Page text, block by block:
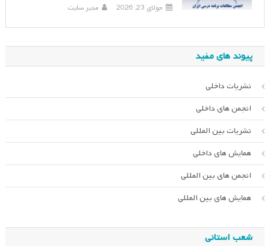
جولای 23, 2026 مدیر سایت
پیوند های مفید
نشریات داخلی
انجمن های داخلی
نشریات بین المللی
همایش های داخلی
انجمن های بین المللی
همایش های بین المللی
شعب استانی